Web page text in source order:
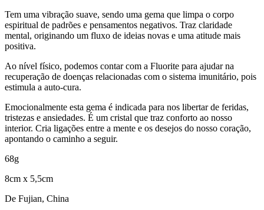
Tem uma vibração suave, sendo uma gema que limpa o corpo
espiritual de padrões e pensamentos negativos. Traz claridade
mental, originando um fluxo de ideias novas e uma atitude mais
positiva.
Ao nível físico, podemos contar com a Fluorite para ajudar na
recuperação de doenças relacionadas com o sistema imunitário, pois
estimula a auto-cura.
Emocionalmente esta gema é indicada para nos libertar de feridas,
tristezas e ansiedades. É um cristal que traz conforto ao nosso
interior. Cria ligações entre a mente e os desejos do nosso coração,
apontando o caminho a seguir.
68g
8cm x 5,5cm
De Fujian, China